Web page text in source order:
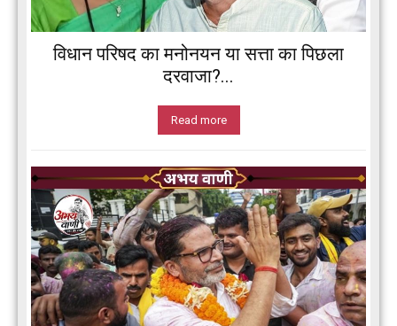
विधान परिषद का मनोनयन या सत्ता का पिछला
दरवाजा?...
Read more